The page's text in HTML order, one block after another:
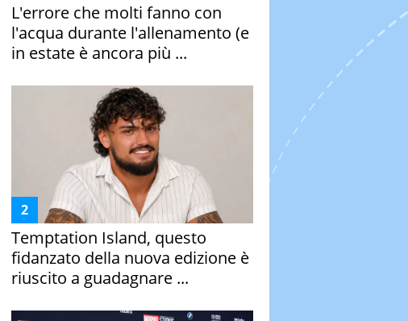
L'errore che molti fanno con
l'acqua durante l'allenamento (e
in estate è ancora più ...
Temptation Island, questo
fidanzato della nuova edizione è
riuscito a guadagnare ...